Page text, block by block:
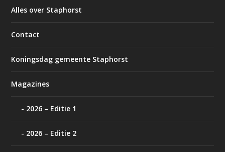
Alles over Staphorst
Contact
Koningsdag gemeente Staphorst
Magazines
2026 – Editie 1
2026 – Editie 2